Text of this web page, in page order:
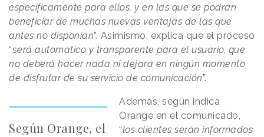
específicamente para ellos, y en las que se podrán
beneficiar de muchas nuevas ventajas de las que
antes no disponían”. Asimismo, explica que el proceso
“será automático y transparente para el usuario, que
no deberá hacer nada ni dejará en ningún momento
de disfrutar de su servicio de comunicación”.
Según Orange, el
Además, según indica
Orange en el comunicado,
“los clientes serán informados